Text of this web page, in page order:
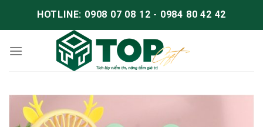
HOTLINE: 0908 07 08 12 - 0984 80 42 42